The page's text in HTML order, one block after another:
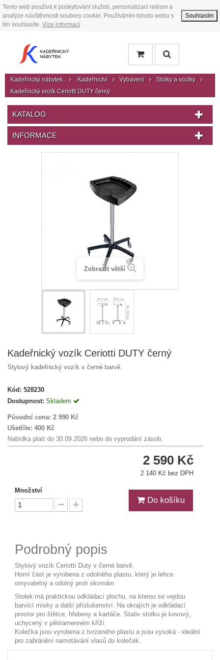
Tento web používá k poskytování služeb, personalizaci reklam a
analýze návštěvnosti soubory cookie. Používáním tohoto webu s
tím souhlasíte. Více informací
Souhlasím
Kadeřnický nábytek Kadeřnictví Vybavení
Stolky a vozíky
Kadeřnický vozík Ceriotti DUTY černý
KATALOG
INFORMACE
Zobrazit větší
Kadeřnický vozík Ceriotti DUTY černý
Stylový kadeřnický vozík v černé barvě.
Kód: 528230
Dostupnost: Skladem
Původní cena: 2 990 Kč
Ušetříte: 400 Kč
Nabídka platí do 30.09.2026 nebo do vyprodání zásob.
2 590 Kč
2 140 Kč bez DPH
Množství
Do košíku
Podrobný popis
Stylový vozík Ceriotti Duty v černé barvě.
Horní část je vyrobena z odolného plastu, který je lehce
omyvatelný a odolný proti skvrnám
Stolek má praktickou odkládací plochu, na kterou se vejdou
barvicí misky a další příslušenství. Na okrajích je odkládací
prostor pro štětce, hřebeny a kartáče. Stativ stolku je kovový,
uchycený v pětiramenném kříži.
Kolečka jsou vyrobena z tvrzeného plastu a jsou vysoká - ideální
pro zabránění namotávání vlasů do koleček.